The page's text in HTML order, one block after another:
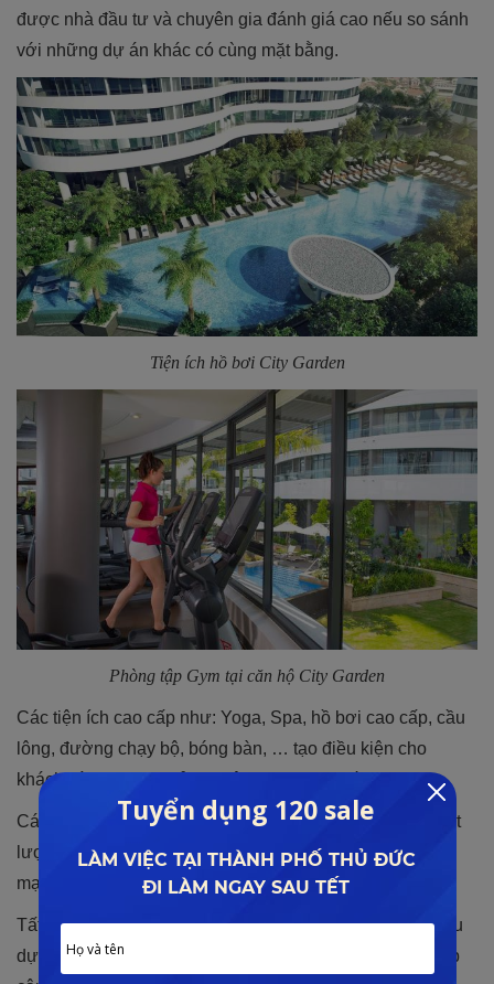
được nhà đầu tư và chuyên gia đánh giá cao nếu so sánh
với những dự án khác có cùng mặt bằng.
Tiện ích hồ bơi City Garden
Phòng tập Gym tại căn hộ City Garden
Các tiện ích cao cấp như: Yoga, Spa, hồ bơi cao cấp, cầu
lông, đường chạy bộ, bóng bàn, … tạo điều kiện cho
khách hàng những trải nghiệm thư giãn chất lượng.
Các dịch vụ thiết yếu đáp ứng nhu cầu thường ngày chất
lượng cho cư dân như: y tế, nhà hàng, trung tâm thương
mại, nhà trẻ, quán cà phê, quán bar,….
Tất cả những tiện ích trên sẽ hiện hữu ngay trong nội khu
dự án, chỉ với vài bước chân thì quý khách đã có thể tiếp